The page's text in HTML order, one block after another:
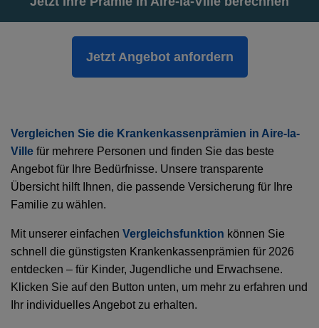
Jetzt Angebot anfordern
Vergleichen Sie die Krankenkassenprämien in Aire-la-
Ville für mehrere Personen und finden Sie das beste
Angebot für Ihre Bedürfnisse. Unsere transparente
Übersicht hilft Ihnen, die passende Versicherung für Ihre
Familie zu wählen.
Mit unserer einfachen Vergleichsfunktion können Sie
schnell die günstigsten Krankenkassenprämien für 2026
entdecken – für Kinder, Jugendliche und Erwachsene.
Klicken Sie auf den Button unten, um mehr zu erfahren und
Ihr individuelles Angebot zu erhalten.